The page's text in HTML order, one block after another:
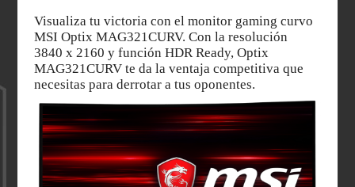
Visualiza tu victoria con el monitor gaming curvo
MSI Optix MAG321CURV. Con la resolución
3840 x 2160 y función HDR Ready, Optix
MAG321CURV te da la ventaja competitiva que
necesitas para derrotar a tus oponentes.